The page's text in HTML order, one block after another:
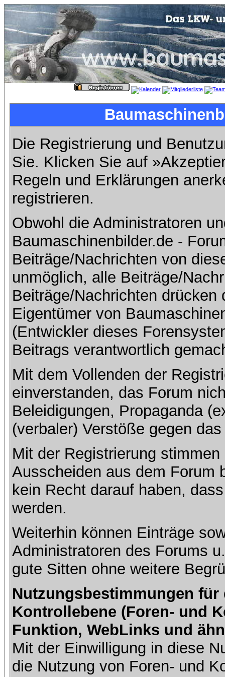
Die Registrierung und
Sie. Klicken Sie auf
Regeln und Erklärungen
registrieren.
Obwohl die Administratoren
Baumaschinenbilder.de -
Beiträge/Nachrichten von
unmöglich, alle Beiträge/
Beiträge/Nachrichten
Eigentümer von
(Entwickler dieses
Beitrags verantwortlich
Mit dem Vollenden der
einverstanden, das Forum
Beleidigungen, Propaganda
(verbaler) Verstöße gegen
Mit der Registrierung
Ausscheiden aus dem Forum
kein Recht darauf haben,
werden.
Weiterhin können Einträge
Administratoren des Forums
gute Sitten ohne weitere
Nutzungsbestimmungen
Kontrollebene (Foren- und
Funktion, WebLinks und
Mit der Einwilligung in diese
die Nutzung von Foren- und